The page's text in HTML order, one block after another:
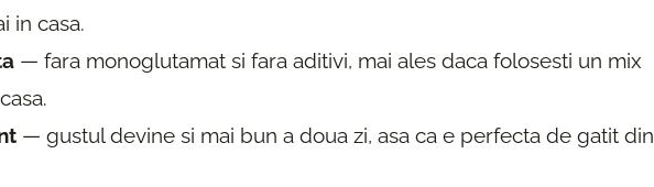
in casa.
— fara monoglutamat si fara aditivi, mai ales daca folosesti un mix
— gustul devine si mai bun a doua zi, asa ca e perfecta de gatit din